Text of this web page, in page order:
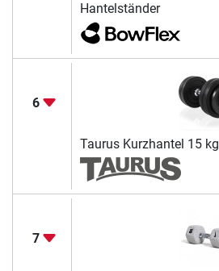
Hantelständer
6
Taurus Kurzhantel 15 kg
7